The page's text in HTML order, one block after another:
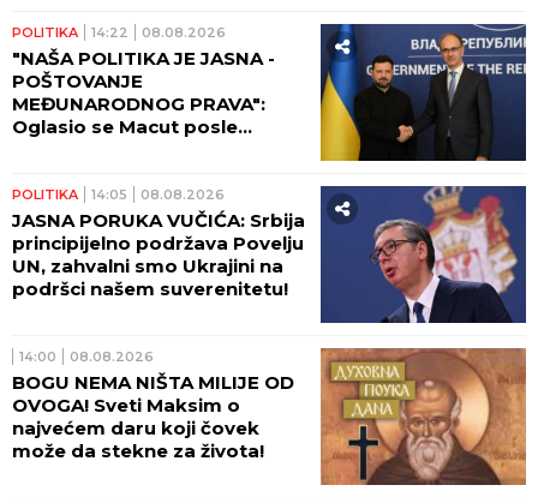
POLITIKA 14:22 08.08.2026
"NAŠA POLITIKA JE JASNA -
POŠTOVANJE
MEĐUNARODNOG PRAVA":
Oglasio se Macut posle
POLITIKA 14:05 08.08.2026
JASNA PORUKA VUČIĆA: Srbija
principijelno podržava Povelju
UN, zahvalni smo Ukrajini na
podršci našem suverenitetu!
14:00 08.08.2026
BOGU NEMA NIŠTA MILIJE OD
OVOGA! Sveti Maksim o
najvećem daru koji čovek
može da stekne za života!